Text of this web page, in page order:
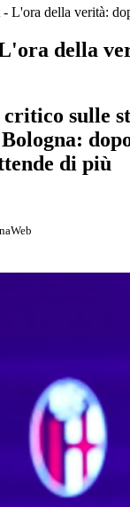
L'ora della verità:
della
sulle
di più